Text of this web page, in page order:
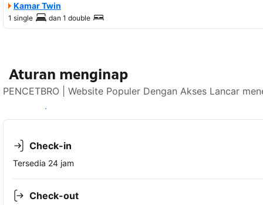
Kamar Twin
1 single dan 1 double
Aturan menginap
PENCETBRO | Website Populer Dengan Akses Lancar
Lihat ketersediaan
Check-in
Tersedia 24 jam
Check-out